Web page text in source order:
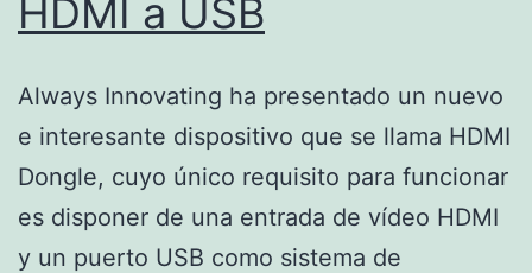
HDMI a USB
Always Innovating ha presentado un nuevo
e interesante dispositivo que se llama HDMI
Dongle, cuyo único requisito para funcionar
es disponer de una entrada de vídeo HDMI
y un puerto USB como sistema de